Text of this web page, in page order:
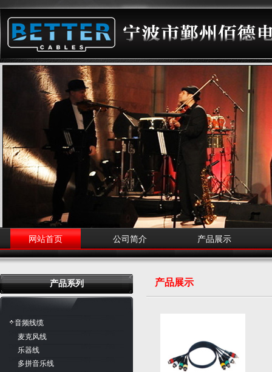
网站首页 公司简介 产品展示
产品系列
音频线缆
麦克风线
乐器线
多拼音乐线
产品展示